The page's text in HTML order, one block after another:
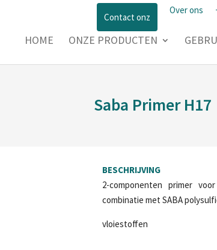
Contact onz
Over ons
HOME ONZE PRODUCTEN
Saba Primer H17
BESCHRIJVING
2-componenten primer
combinatie met SABA
vloiestoffen